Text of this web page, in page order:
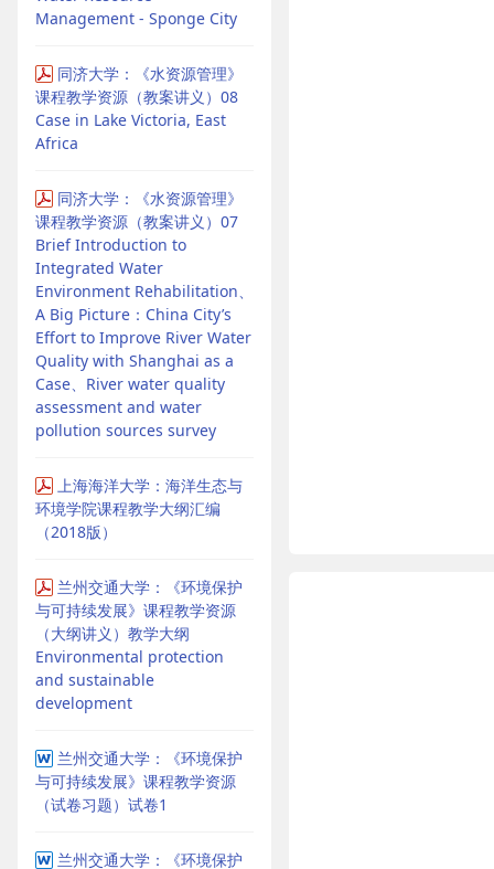
Management - Sponge City
同济大学：《水资源管理》
课程教学资源（教案讲义）08
Case in Lake Victoria, East
Africa
同济大学：《水资源管理》
课程教学资源（教案讲义）07
Brief Introduction to
Integrated Water
Environment Rehabilitation、
A Big Picture：China City’s
Effort to Improve River Water
Quality with Shanghai as a
Case、River water quality
assessment and water
pollution sources survey
上海海洋大学：海洋生态与
环境学院课程教学大纲汇编
（2018版）
兰州交通大学：《环境保护
与可持续发展》课程教学资源
（大纲讲义）教学大纲
Environmental protection
and sustainable
development
兰州交通大学：《环境保护
与可持续发展》课程教学资源
（试卷习题）试卷1
兰州交通大学：《环境保护